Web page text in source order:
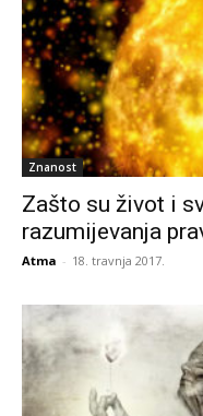
Znanost
Zašto su život i
razumijevanja
Atma - 18. travnja 2017.